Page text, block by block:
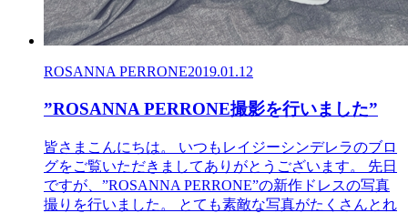
ROSANNA PERRONE2019.01.12
”ROSANNA PERRONE撮影を行いました”
皆さまこんにちは。 いつもレイジーシンデレラのブロ
グをご覧いただきましてありがとうございます。 先日
ですが、”ROSANNA PERRONE”の新作ドレスの写真
撮りを行いました。 とても素敵な写真がたくさんとれ